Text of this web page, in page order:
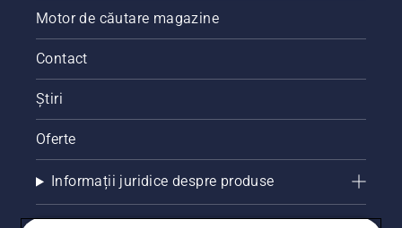
Motor de căutare magazine
Contact
Știri
Oferte
Informații juridice despre produse